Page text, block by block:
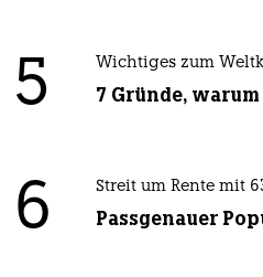
5 Wichtiges zum
7 Gründe,
6 Streit um Rente mit
Passgenauer